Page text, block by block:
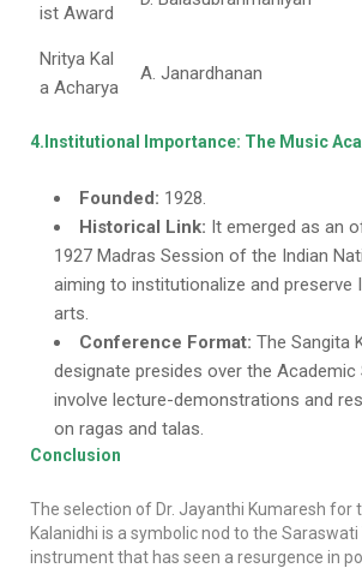
ist Award
Nritya Kal
a Acharya
A. Janardhanan
4.Institutional Importance: The Music
Founded: 1928.
Historical Link: It emerged as an
1927 Madras Session of the Indian
aiming to institutionalize and preserve
arts.
Conference Format: The Sangita
designate presides over the Academic
involve lecture-demonstrations and
on ragas and talas.
Conclusion
The selection of Dr. Jayanthi Kumaresh for
Kalanidhi is a symbolic nod to the Saraswati
instrument that has seen a resurgence in